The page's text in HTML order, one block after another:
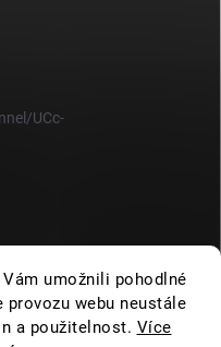
umožnili pohodlné
provozu webu neustále
a použitelnost. Více
UCc-